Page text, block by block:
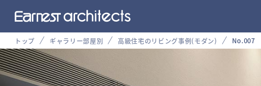
トップ ギャラリー部屋別 高級住宅のリビング事例(モダン) No.007